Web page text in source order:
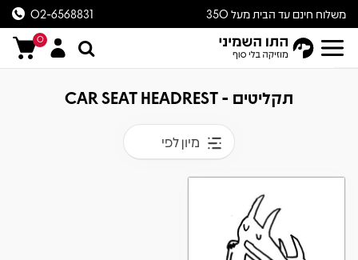
משלוח חינם עד הבית מעל 350
ש״ח
02-6568831
0
תקליטים - CAR SEAT HEADREST
מיון לפי